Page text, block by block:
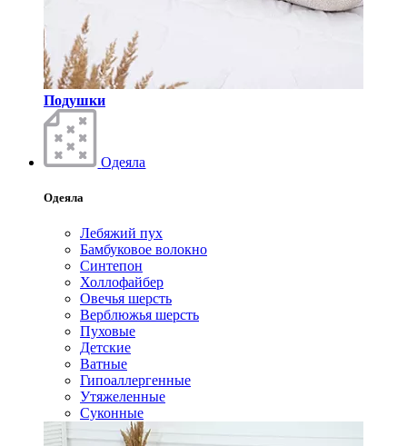
Подушки
Одеяла
Одеяла
Лебяжий пух
Бамбуковое волокно
Синтепон
Холлофайбер
Овечья шерсть
Верблюжья шерсть
Пуховые
Детские
Ватные
Гипоаллергенные
Утяжеленные
Суконные